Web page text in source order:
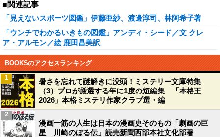
■関連記事
「見えないスポーツ図鑑」伊藤亜紗、渡邊淳司、林阿希子著
「ウンチでわかるいきもの図鑑」アンディ・シード／文 クレ
ア・アルモン／絵 鹿田昌美訳
BOOKSのアクセスランキング
暑さを忘れて謎解きに没頭！ミステリー文庫特集
（3）プロが厳選する年に1度の短編集 「本格王
2026」本格ミステリ作家クラブ選・編
1
漫画一筋の人生は日本の漫画史そのもの「劇画の巨
星 川崎のぼる伝」読売新聞西部本社文化部著
2